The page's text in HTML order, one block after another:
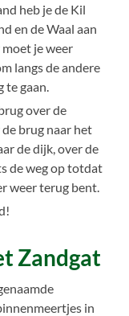
heb je de Kil
en de Waal aan
je weer
langs de andere
gaan.
over de
brug naar het
de dijk, over de
de weg op totdat
weer terug bent.
Zandgat
in